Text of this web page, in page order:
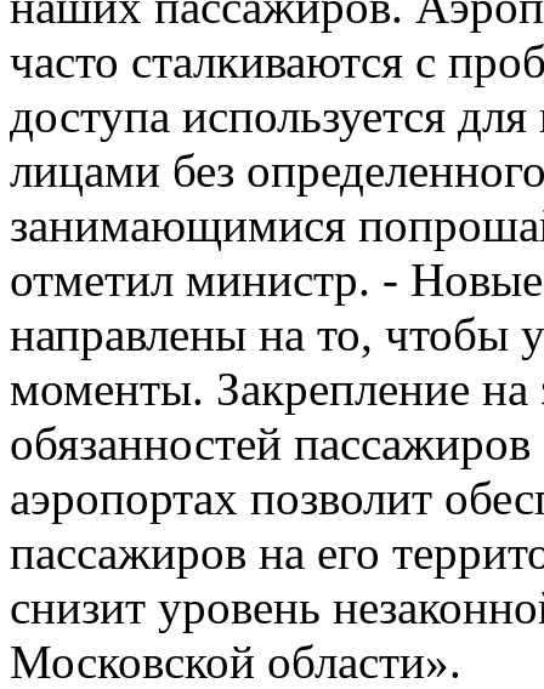
часто сталкиваются с
доступа используется
лицами без
занимающимися
отметил министр. -
направлены на то, чтобы
моменты. Закрепление на
обязанностей
аэропортах позволит
пассажиров на его
снизит уровень
Московской области».